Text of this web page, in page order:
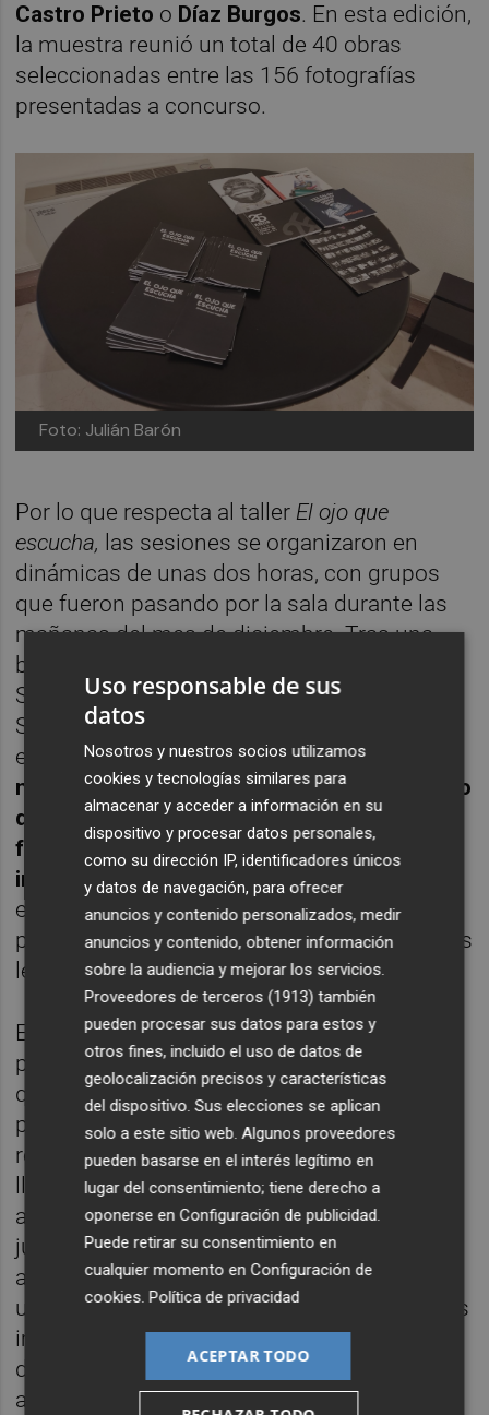
Castro Prieto o Díaz Burgos. En esta edición,
la muestra reunió un total de 40 obras
seleccionadas entre las 156 fotografías
presentadas a concurso.
Foto: Julián Barón
Por lo que respecta al taller El ojo que
escucha, las sesiones se organizaron en
dinámicas de unas dos horas, con grupos
que fueron pasando por la sala durante las
mañanas del mes de diciembre. Tras una
breve contextualización sobre qué es el
Salón Fotográfico y su importancia en
Segorbe, el grupo bajaba a la sala de
exposiciones. Allí, la visita se transformaba:
no se trataba de explicar obra por obra, sino
de que cada grupo eligiera aquella
fotografía que más le había gustado,
incomodado o extrañado. A partir de esa
elección, respondían las preguntas
planteadas y, posteriormente, compartían las
lecturas de manera voluntaria.
En ese contexto, el encuentro también sirvió
para reflexionar sobre el vínculo cotidiano
que tenemos con las imágenes. Barón lo
planteaba desde un ejemplo muy
reconocible: las fotografías familiares que
llenan las casas de nuestros abuelos y
abuelas, colgadas en la pared o colocadas
junto al televisor, casi como “pequeños
altares domésticos”. A partir de ahí surgía
una pregunta sencilla: “¿para qué sirven esas
imágenes?” La respuesta conducía a hablar
de la potencia que tiene una fotografía para
activar recuerdos y generar una energía
Uso responsable de sus
datos
Nosotros y nuestros socios utilizamos
cookies y tecnologías similares para
almacenar y acceder a información en su
dispositivo y procesar datos personales,
como su dirección IP, identificadores únicos
y datos de navegación, para ofrecer
anuncios y contenido personalizados, medir
anuncios y contenido, obtener información
sobre la audiencia y mejorar los servicios.
Proveedores de terceros (1913) también
pueden procesar sus datos para estos y
otros fines, incluido el uso de datos de
geolocalización precisos y características
del dispositivo. Sus elecciones se aplican
solo a este sitio web. Algunos proveedores
pueden basarse en el interés legítimo en
lugar del consentimiento; tiene derecho a
oponerse enConfiguración de publicidad
Puede retirar su consentimiento en
cualquier momento enConfiguración de
cookies .Política de privacidad
ACEPTAR TODO